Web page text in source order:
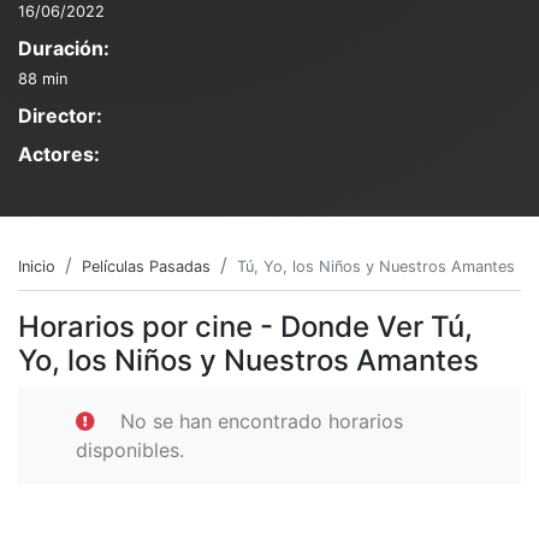
16/06/2022
Duración:
88 min
Director:
Actores:
Inicio Películas Pasadas Tú, Yo, los Niños y Nuestros Amantes
Horarios por cine - Donde Ver Tú,
Yo, los Niños y Nuestros Amantes
No se han encontrado horarios
disponibles.